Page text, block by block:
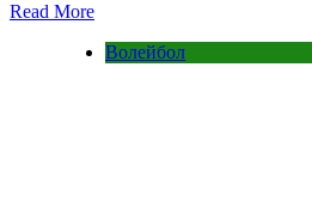
Read More
Волейбол